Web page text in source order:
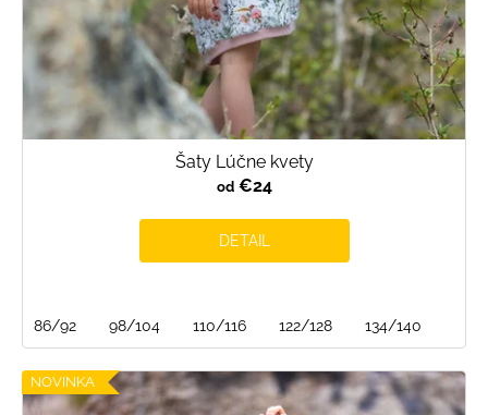
Šaty Lúčne kvety
od€24
DETAIL
86/92 98/104 110/116 122/128 134/140
NOVINKA